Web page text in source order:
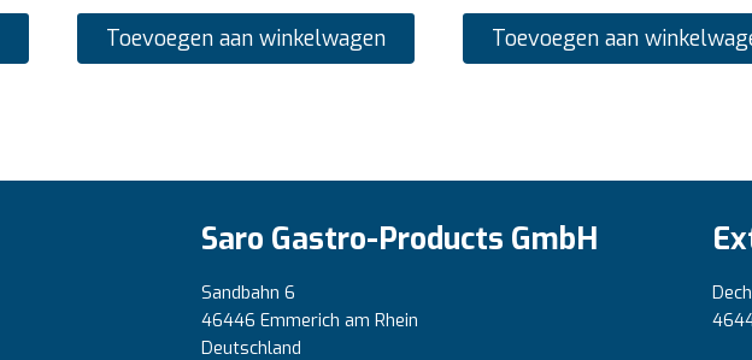
Toevoegen aan winkelwagen Toevoegen aan
Saro Gastro-Products GmbH
Sandbahn 6
46446 Emmerich am Rhein
Deutschland